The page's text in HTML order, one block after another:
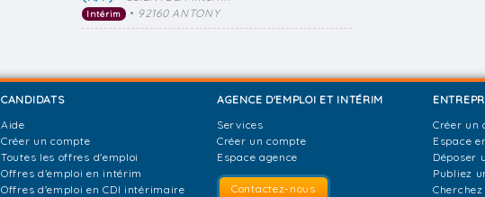
Intérim • 92160 ANTONY
CANDIDATS
Aide
Créer un compte
Toutes les offres d'emploi
Offres d'emploi en intérim
Offres d'emploi en CDI intérimaire
AGENCE D'EMPLOI ET INTÉRIM
Services
Créer un compte
Espace agence
Contactez-nous
Créer un
Espace
Déposer
Publiez
Cherchez